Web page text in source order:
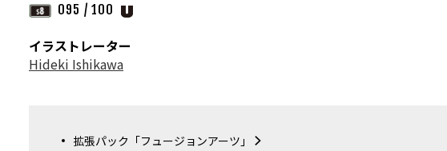
095 / 100
イラストレーター
Hideki Ishikawa
拡張パック「フュージョンアーツ」